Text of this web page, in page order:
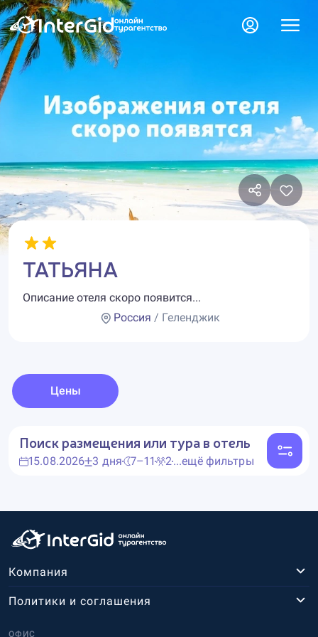
ТАТЬЯНА
Описание отеля скоро появится...
Россия / Геленджик
Цены
Поиск размещения или тура в отель
15.08.2026 3 дня 7–11 2...ещё фильтры
Компания
ОФИС
Политики и соглашения